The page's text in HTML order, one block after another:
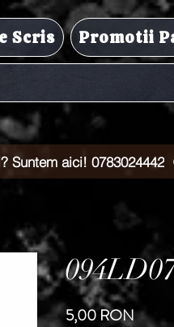
Scris Promotii
Suntem aici! 0783024442
5,00 RONPreț